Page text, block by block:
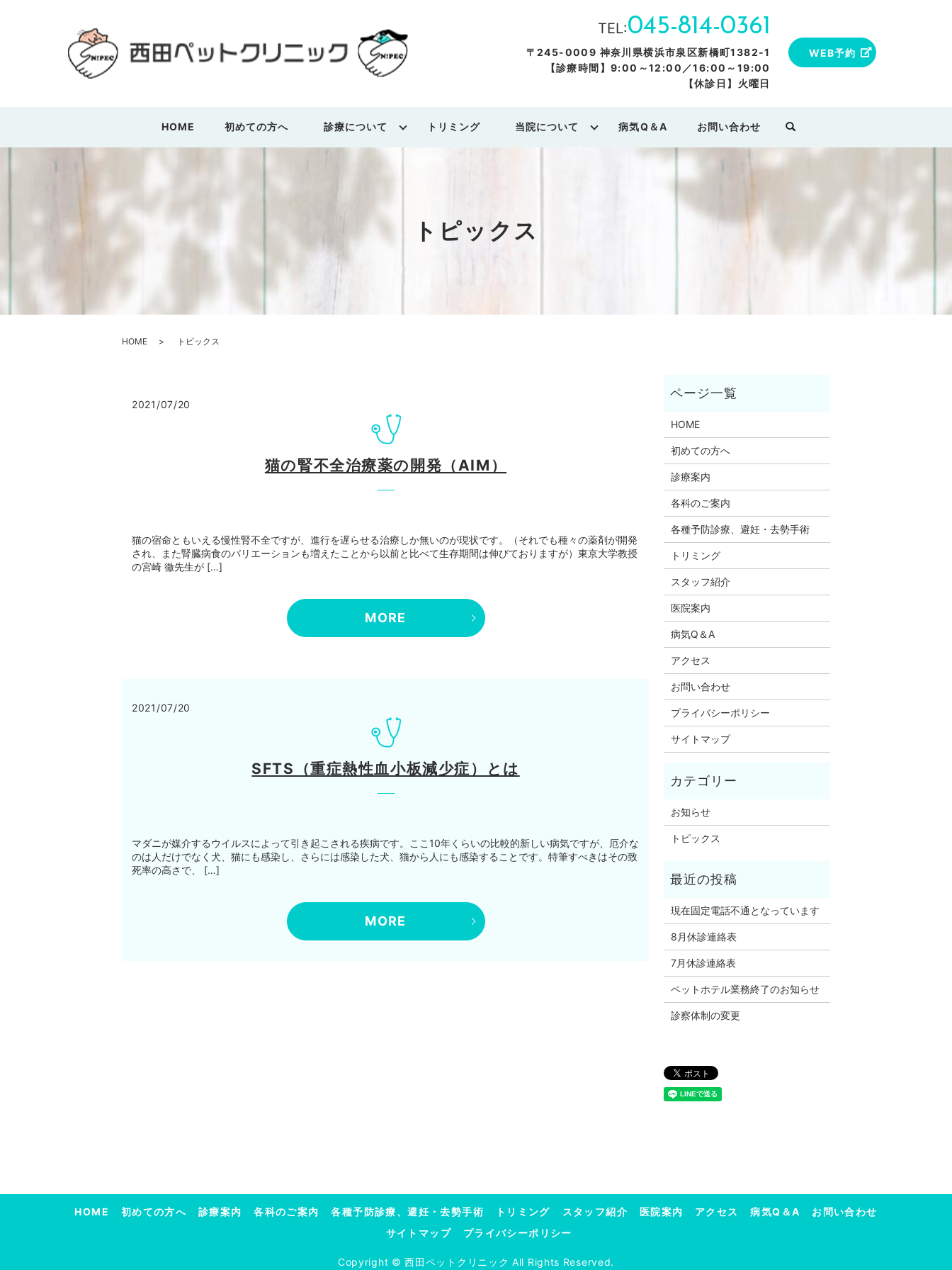
TEL:045-814-0361
〒245-0009 神奈川県横浜市泉区新橋町1382-1
【診療時間】9:00～12:00／16:00～19:00
【休診日】火曜日
WEB予約
HOME 初めての方へ 診療について トリミング 当院について 病気Q＆A お問い合わせ
トピックス
HOME トピックス
2021/07/20
猫の腎不全治療薬の開発（AIM）
猫の宿命ともいえる慢性腎不全ですが、進行を遅らせる治療しか無いのが現状です。（それでも種々の薬剤が開発
され、また腎臓病食のバリエーションも増えたことから以前と比べて生存期間は伸びておりますが）東京大学教授
の宮崎 徹先生が […]
MORE
2021/07/20
SFTS（重症熱性血小板減少症）とは
マダニが媒介するウイルスによって引き起こされる疾病です。ここ10年くらいの比較的新しい病気ですが、厄介な
のは人だけでなく犬、猫にも感染し、さらには感染した犬、猫から人にも感染することです。特筆すべきはその致
死率の高さで、 […]
MORE
HOME
初めての方へ
診療案内
各科のご案内
各種予防診療、避妊・去勢手術
トリミング
スタッフ紹介
医院案内
病気Q＆A
アクセス
お問い合わせ
プライバシーポリシー
サイトマップ
お知らせ
トピックス
現在固定電話不通となっています
8月休診連絡表
7月休診連絡表
ペットホテル業務終了のお知らせ
診察体制の変更
HOME 初めての方へ 診療案内 各科のご案内 各種予防診療、避妊・去勢手術 トリミング スタッフ紹介 医院案内 アクセス 病気Q＆A
お問い合わせ
サイトマップ
プライバシーポリシー
Copyright © 西田ペットクリニック All Rights Reserved.